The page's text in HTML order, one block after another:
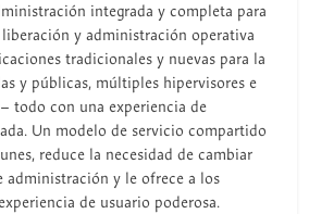
integrada y completa para
y administración operativa
tradicionales y nuevas para la
y públicas, múltiples hipervisores e
todo con una experiencia de
Un modelo de servicio compartido
reduce la necesidad de cambiar
administración y le ofrece a los
de usuario poderosa.